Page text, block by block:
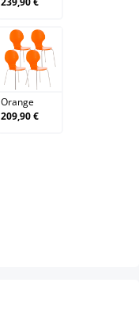
Orange
Orange
209,90 €